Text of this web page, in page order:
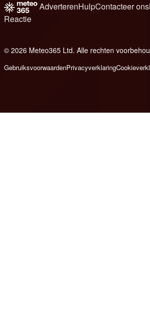
AdverterenHulpContacteer ons
Reactie
© 2026 Meteo365 Ltd. Alle rechten
GebruiksvoorwaardenPrivacyverklaring